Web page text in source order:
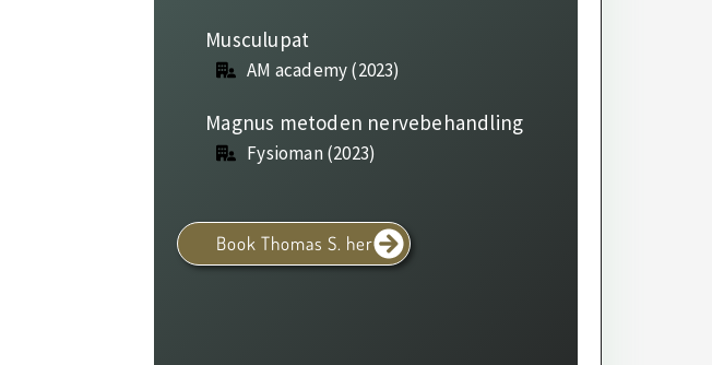
Musculupat
AM academy (2023)
Magnus metoden nervebehandling
Fysioman (2023)
Book Thomas S. her